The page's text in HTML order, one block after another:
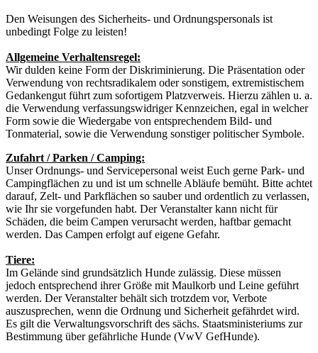
Den Weisungen des Sicherheits- und Ordnungspersonals ist
unbedingt Folge zu leisten!
Allgemeine Verhaltensregel:
Wir dulden keine Form der Diskriminierung. Die Präsentation oder
Verwendung von rechtsradikalem oder sonstigem, extremistischem
Gedankengut führt zum sofortigem Platzverweis. Hierzu zählen u. a.
die Verwendung verfassungswidriger Kennzeichen, egal in welcher
Form sowie die Wiedergabe von entsprechendem Bild- und
Tonmaterial, sowie die Verwendung sonstiger politischer Symbole.
Zufahrt / Parken / Camping:
Unser Ordnungs- und Servicepersonal weist Euch gerne Park- und
Campingflächen zu und ist um schnelle Abläufe bemüht. Bitte achtet
darauf, Zelt- und Parkflächen so sauber und ordentlich zu verlassen,
wie Ihr sie vorgefunden habt. Der Veranstalter kann nicht für
Schäden, die beim Campen verursacht werden, haftbar gemacht
werden. Das Campen erfolgt auf eigene Gefahr.
Tiere:
Im Gelände sind grundsätzlich Hunde zulässig. Diese müssen
jedoch entsprechend ihrer Größe mit Maulkorb und Leine geführt
werden. Der Veranstalter behält sich trotzdem vor, Verbote
auszusprechen, wenn die Ordnung und Sicherheit gefährdet wird.
Es gilt die Verwaltungsvorschrift des sächs. Staatsministeriums zur
Bestimmung über gefährliche Hunde (VwV GefHunde).